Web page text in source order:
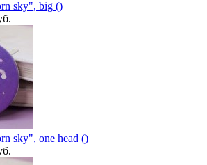
sky", big ()
sky", one head ()